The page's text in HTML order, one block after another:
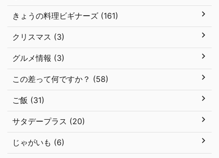
きょうの料理ビギナーズ (161)
クリスマス (3)
グルメ情報 (3)
この差って何ですか？ (58)
ご飯 (31)
サタデープラス (20)
じゃがいも (6)